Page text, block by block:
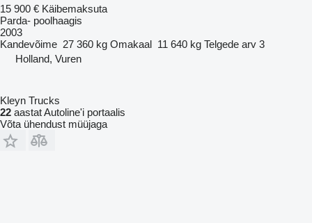
15 900 € Käibemaksuta
Parda- poolhaagis
2003
Kandevõime 27 360 kg Omakaal 11 640 kg Telgede arv 3
Holland, Vuren
Kleyn Trucks
22 aastat Autoline'i portaalis
Võta ühendust müüjaga